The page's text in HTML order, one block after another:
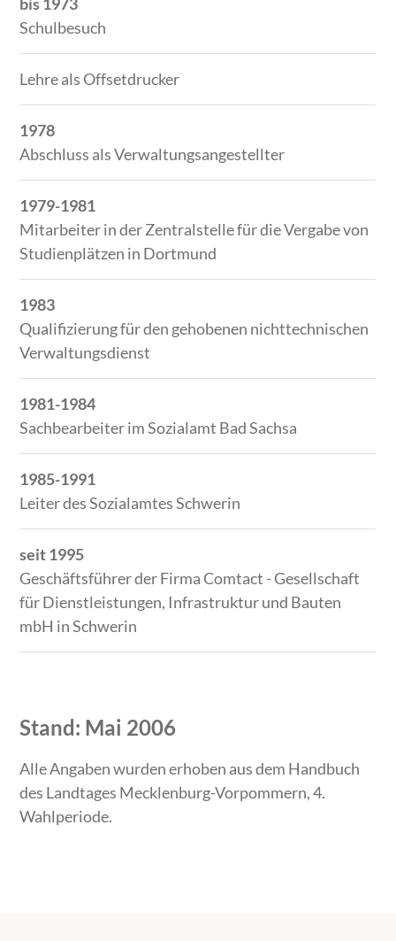
Schulbesuch
Lehre als Offsetdrucker
1978
Abschluss als Verwaltungsangestellter
1979-1981
Mitarbeiter in der Zentralstelle für die Vergabe von
Studienplätzen in Dortmund
1983
Qualifizierung für den gehobenen nichttechnischen
Verwaltungsdienst
1981-1984
Sachbearbeiter im Sozialamt Bad Sachsa
1985-1991
Leiter des Sozialamtes Schwerin
seit 1995
Geschäftsführer der Firma Comtact - Gesellschaft
für Dienstleistungen, Infrastruktur und Bauten
mbH in Schwerin
Stand: Mai 2006
Alle Angaben wurden erhoben aus dem Handbuch
des Landtages Mecklenburg-Vorpommern, 4.
Wahlperiode.